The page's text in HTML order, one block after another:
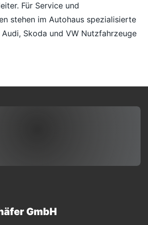
Für Service und
stehen im Autohaus spezialisierte
Skoda und VW Nutzfahrzeuge
GmbH